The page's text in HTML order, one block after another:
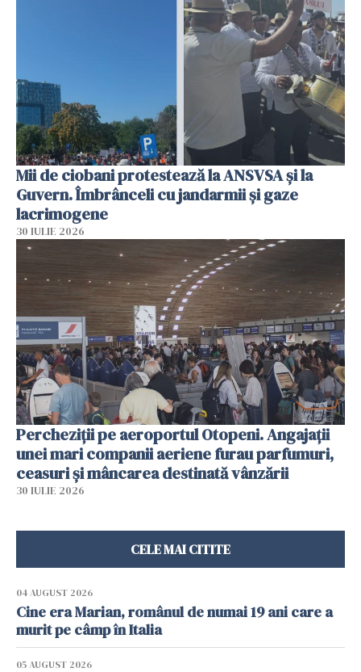
Mii de ciobani protestează la ANSVSA și la
Guvern. Îmbrânceli cu jandarmii și gaze
lacrimogene
30 IULIE 2026
Percheziții pe aeroportul Otopeni. Angajații
unei mari companii aeriene furau parfumuri,
ceasuri și mâncarea destinată vânzării
30 IULIE 2026
CELE MAI CITITE
04 AUGUST 2026
Cine era Marian, românul de numai 19 ani care a
murit pe câmp în Italia
05 AUGUST 2026